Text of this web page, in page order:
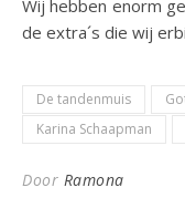
Wij hebben enorm
de extra´s die wij
De tandenmuis
Karina Schaapman
Door Ramona